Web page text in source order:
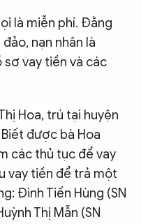
là miễn phí. Đằng
nạn nhân là
vay tiền và các
Hoa, trú tại huyện
Biết được bà Hoa
các thủ tục để vay
vay tiền để trả một
Đinh Tiến Hùng (SN
Thị Mẫn (SN